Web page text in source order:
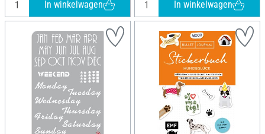
In winkelwagen In winkelwagen